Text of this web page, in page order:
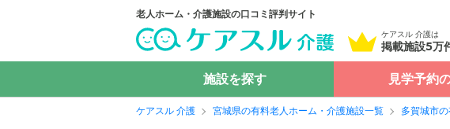
老人ホーム・介護施設の口コミ評判サイト
ケアスル 介護は
掲載施設5万
施設を探す 見学予約
ケアスル 介護 宮城県の有料老人ホーム・介護施設一覧 多賀城市